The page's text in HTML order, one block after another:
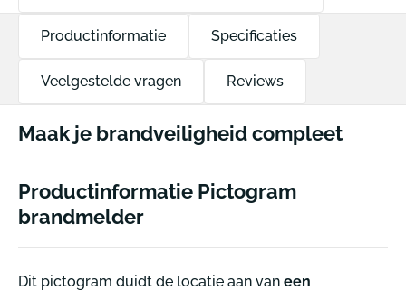
Productinformatie Specificaties
Veelgestelde vragen Reviews
Maak je brandveiligheid compleet
Productinformatie Pictogram
brandmelder
Dit pictogram duidt de locatie aan van een